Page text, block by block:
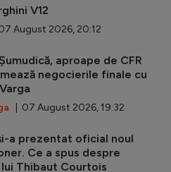
V12
August 2026, 20:12
aproape de CFR
negocierile finale cu
| 07 August 2026, 19:32
a prezentat oficial noul
Ce a spus despre
Thibaut Courtois